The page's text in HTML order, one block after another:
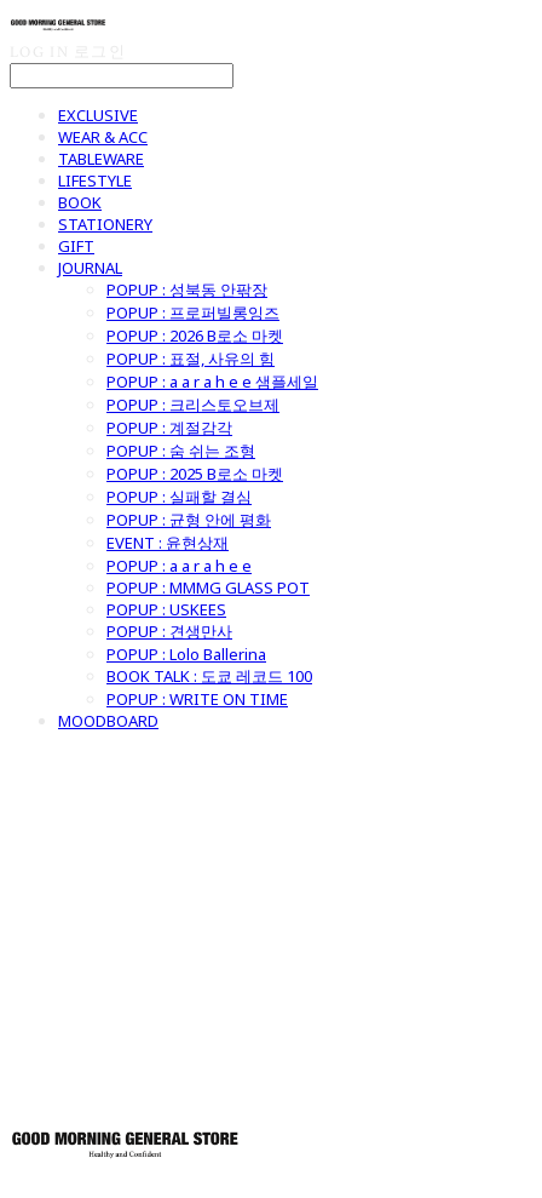
EXCLUSIVE
WEAR & ACC
TABLEWARE
LIFESTYLE
BOOK
STATIONERY
GIFT
JOURNAL
POPUP : 성북동 안팎장
POPUP : 프로퍼빌롱잉즈
POPUP : 2026 B로소 마켓
POPUP : 표절, 사유의 힘
POPUP : a a r a h e e 샘플세일
POPUP : 크리스토오브제
POPUP : 계절감각
POPUP : 숨 쉬는 조형
POPUP : 2025 B로소 마켓
POPUP : 실패할 결심
POPUP : 균형 안에 평화
EVENT : 윤현상재
POPUP : a a r a h e e
POPUP : MMMG GLASS POT
POPUP : USKEES
POPUP : 견생만사
POPUP : Lolo Ballerina
BOOK TALK : 도쿄 레코드 100
POPUP : WRITE ON TIME
MOODBOARD